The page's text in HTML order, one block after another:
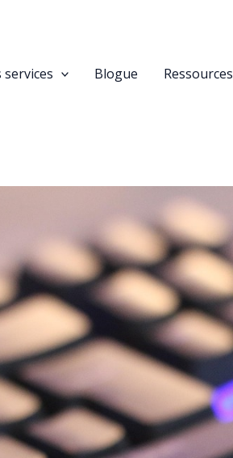
services Blogue Ressources